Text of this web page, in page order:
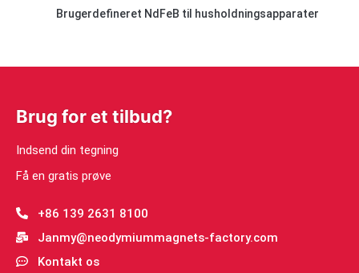
Brugerdefineret NdFeB til husholdningsapparater
Brug for et tilbud?
Indsend din tegning
Få en gratis prøve
+86 139 2631 8100
Janmy@neodymiummagnets-factory.com
Kontakt os